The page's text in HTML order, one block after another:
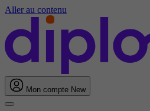
Aller au contenu
Mon compte New